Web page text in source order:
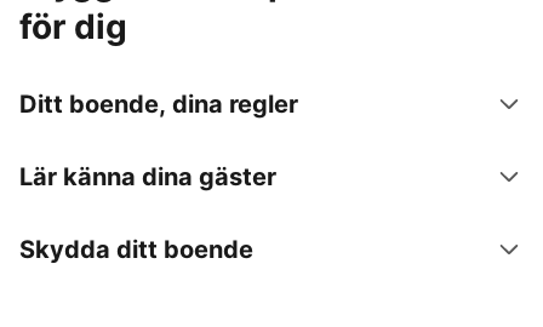
för dig
Ditt boende, dina regler
Lär känna dina gäster
Skydda ditt boende